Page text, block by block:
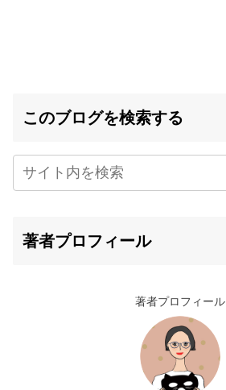
このブログを検索する
著者プロフィール
著者プロフィール